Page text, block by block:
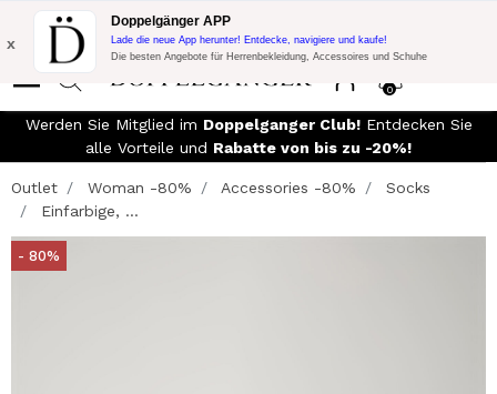
Blitzangebot:
10% Extra-Rabatt auf 300€ Einkauf mit Code:
DOPPEL300
0
x
Doppelgänger APP
Lade die neue App herunter! Entdecke, navigiere und kaufe!
Die besten Angebote für Herrenbekleidung, Accessoires und Schuhe
Werden Sie Mitglied im Doppelganger Club!Entdecken Sie
alle Vorteile und Rabatte von bis zu -20%!
Outlet Woman -80% Accessories -80%
Socks
Einfarbige, ...
- 80%